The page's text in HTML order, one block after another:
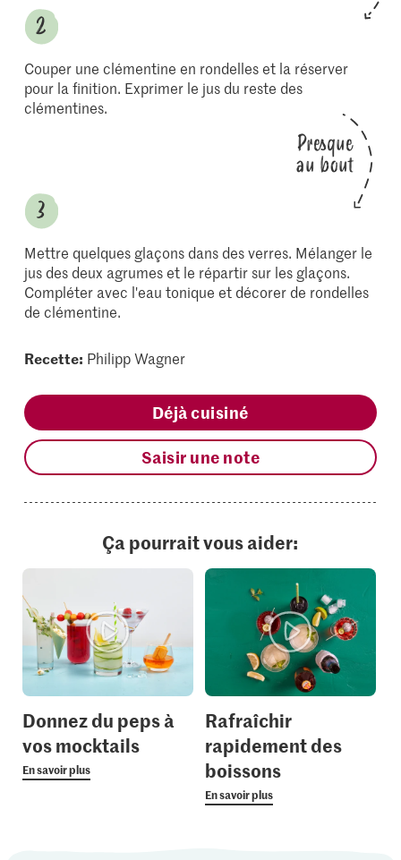
Couper une clémentine en rondelles et la réserver
pour la finition. Exprimer le jus du reste des
clémentines.
Presque
au bout
Mettre quelques glaçons dans des verres. Mélanger le
jus des deux agrumes et le répartir sur les glaçons.
Compléter avec l'eau tonique et décorer de rondelles
de clémentine.
Recette: Philipp Wagner
Déjà cuisiné
Saisir une note
Ça pourrait vous aider:
Donnez du peps à
vos mocktails
En savoir plus
Rafraîchir
rapidement des
boissons
En savoir plus